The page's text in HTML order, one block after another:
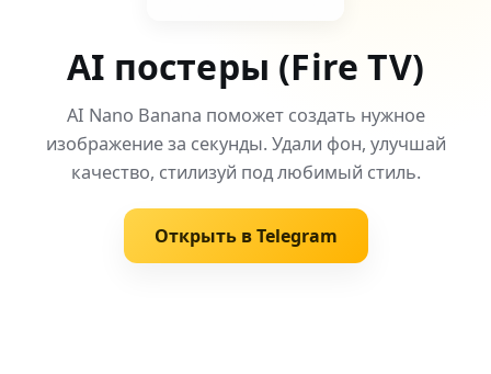
AI постеры (Fire TV)
AI Nano Banana поможет создать нужное
изображение за секунды. Удали фон, улучшай
качество, стилизуй под любимый стиль.
Открыть в Telegram